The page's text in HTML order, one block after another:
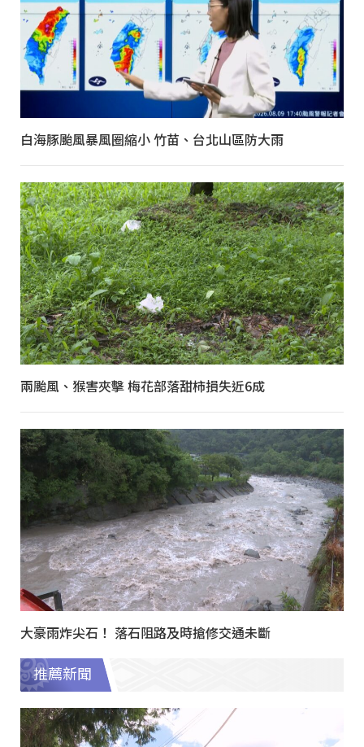
白海豚颱風暴風圈縮小 竹苗、台北山區防大雨
兩颱風、猴害夾擊 梅花部落甜柿損失近6成
大豪雨炸尖石！ 落石阻路及時搶修交通未斷
推薦新聞